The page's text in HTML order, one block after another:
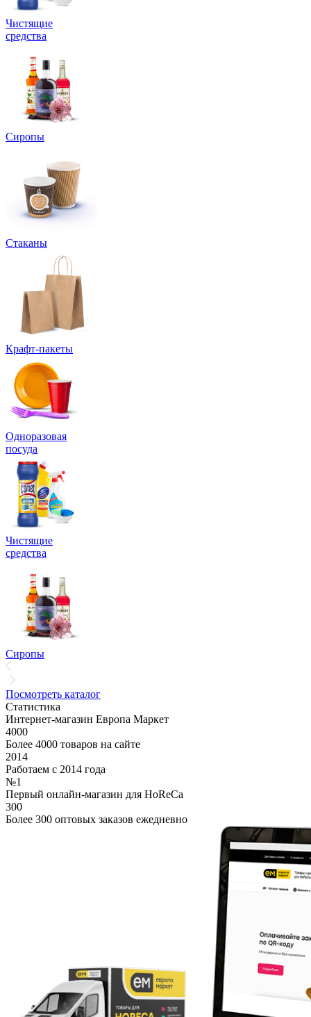
Чистящие
средства
Сиропы
Стаканы
Крафт-пакеты
Одноразовая
посуда
Чистящие
средства
Сиропы
Посмотреть каталог
Статистика
Интернет-магазин Европа Маркет
4000
Более 4000 товаров на сайте
2014
Работаем с 2014 года
№1
Первый онлайн-магазин для HoReCa
300
Более 300 оптовых заказов ежедневно